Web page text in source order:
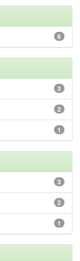
6
3
2
1
3
2
1